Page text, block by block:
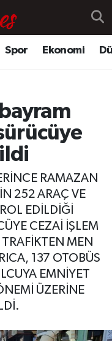
Spor Ekonomi
RAMAZAN
252 ARAÇ VE
EDİLDİĞİ
CEZAİ İŞLEM
MEN
137 OTOBÜS
EMNİYET
ÜZERİNE